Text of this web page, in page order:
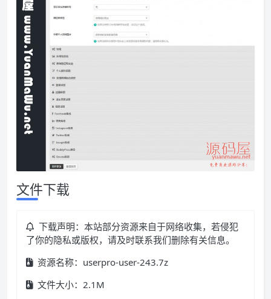
文件下载
下载声明：本站部分资源来自于网络收集，若侵犯
了你的隐私或版权，请及时联系我们删除有关信息。
资源名称：userpro-user-243.7z
文件大小：2.1M